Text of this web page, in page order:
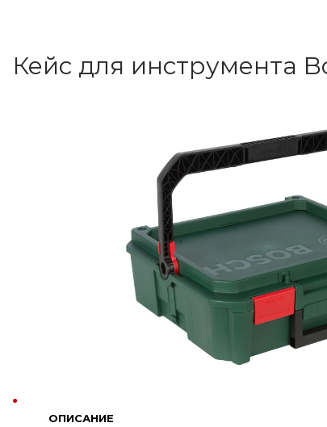
Кейс для инструмента
ОПИСАНИЕ